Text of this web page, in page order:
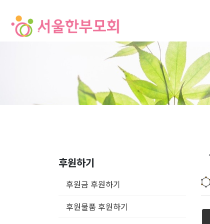
후원하기
후원금 후원하기
후원물품 후원하기